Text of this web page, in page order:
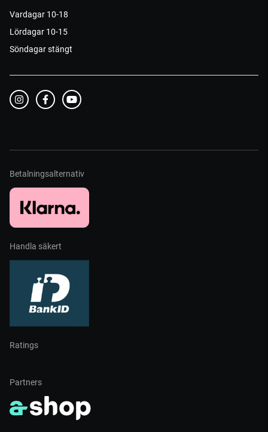
Vardagar 10-18
Lördagar 10-15
Söndagar stängt
Betalningsalternativ
Handla säkert
Ratings
Partners